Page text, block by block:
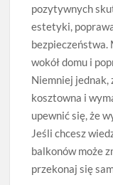
pozytywnych
estetyki,
bezpieczeństwa.
wokół domu i
Niemniej jednak,
kosztowna i
upewnić się, że
Jeśli chcesz
balkonów może
przekonaj się